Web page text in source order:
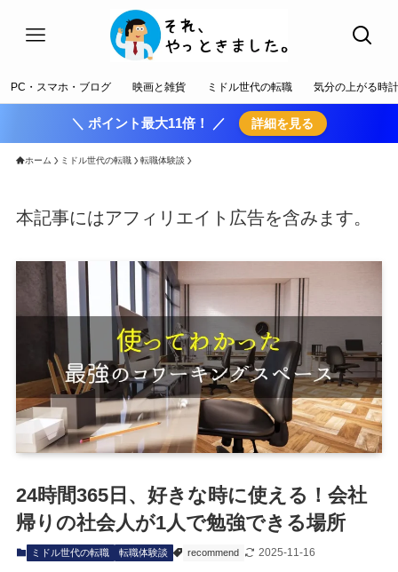
PC・スマホ・ブログ 映画と雑貨 ミドル世代の転職 気分の上がる時計
＼ ポイント最大11倍！ ／ 詳細を見る
ホーム ミドル世代の転職 転職体験談
本記事にはアフィリエイト広告を含みます。
24時間365日、好きな時に使える！会社
帰りの社会人が1人で勉強できる場所
ミドル世代の転職 転職体験談 recommend 2025-11-16